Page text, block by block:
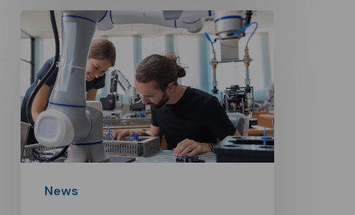
Open
Day
ITS
MAKER
Academy
2026:
guida
News